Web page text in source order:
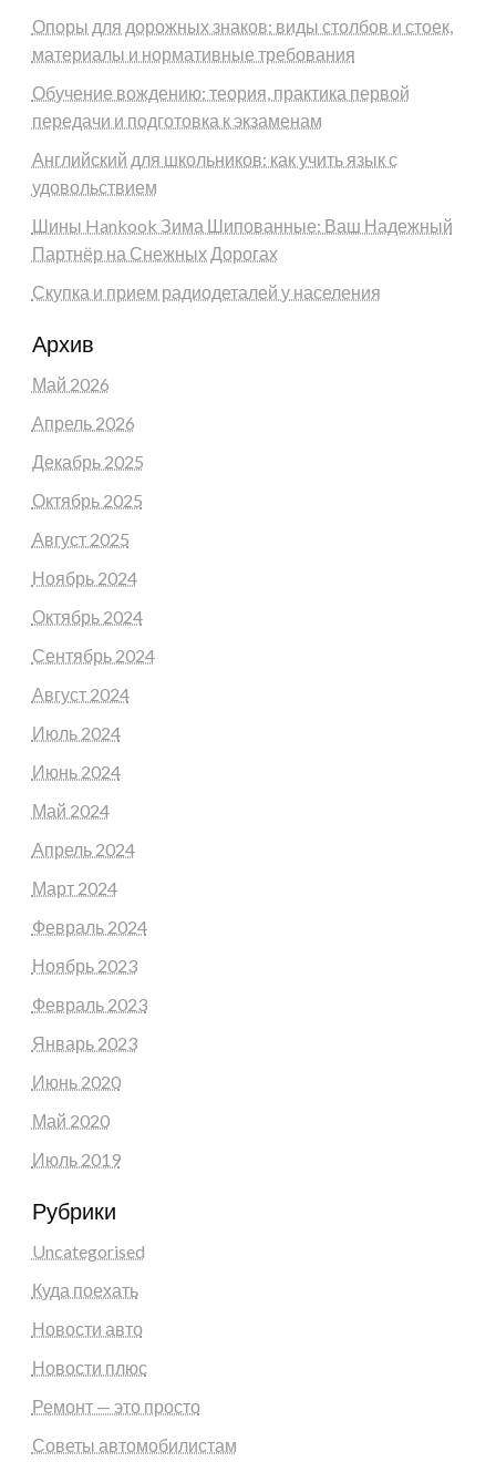
Опоры для дорожных знаков: виды столбов и стоек,
материалы и нормативные требования
Обучение вождению: теория, практика первой
передачи и подготовка к экзаменам
Английский для школьников: как учить язык с
удовольствием
Шины Hankook Зима Шипованные: Ваш Надежный
Партнёр на Снежных Дорогах
Скупка и прием радиодеталей у населения
Архив
Май 2026
Апрель 2026
Декабрь 2025
Октябрь 2025
Август 2025
Ноябрь 2024
Октябрь 2024
Сентябрь 2024
Август 2024
Июль 2024
Июнь 2024
Май 2024
Апрель 2024
Март 2024
Февраль 2024
Ноябрь 2023
Февраль 2023
Январь 2023
Июнь 2020
Май 2020
Июль 2019
Рубрики
Uncategorised
Куда поехать
Новости авто
Новости плюс
Ремонт — это просто
Советы автомобилистам